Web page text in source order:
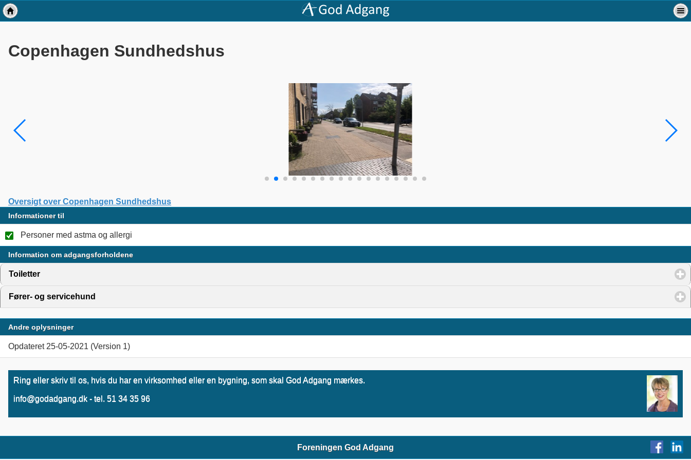
Copenhagen Sundhedshus
Oversigt over Copenhagen Sundhedshus
Informationer til
Personer med astma og allergi
Information om adgangsforholdene
Toiletter
Fører- og servicehund
Andre oplysninger
Opdateret 25-05-2021 (Version 1)
Ring eller skriv til os, hvis du har en virksomhed eller en bygning, som skal God Adgang mærkes.
info@godadgang.dk - tel. 51 34 35 96
Foreningen God Adgang